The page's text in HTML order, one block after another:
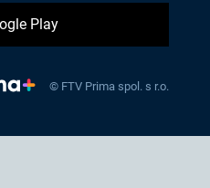
Play
© FTV Prima spol. s r.o.